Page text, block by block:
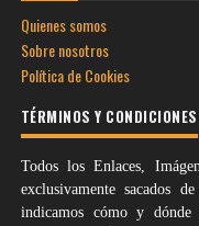
Quienes somos
Sobre nosotros
Política de Cookies
TÉRMINOS Y CONDICIONES
Todos los Enlaces,
exclusivamente sacados
indicamos cómo y dónde